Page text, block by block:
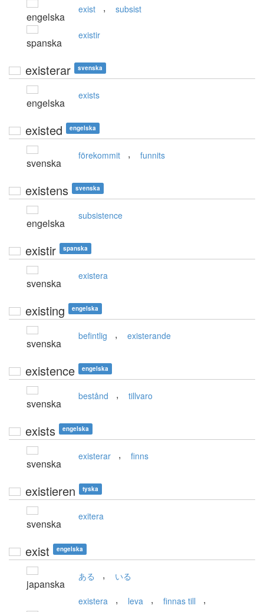
engelska
exist , subsist
spanska
existir
existerar svenska
engelska
exists
existed engelska
svenska
förekommit , funnits
existens svenska
engelska
subsistence
existir spanska
svenska
existera
existing engelska
svenska
befintlig , existerande
existence engelska
svenska
bestånd , tillvaro
exists engelska
svenska
existerar , finns
existieren tyska
svenska
exitera
exist engelska
japanska
ある , いる
existera , leva , finnas till ,